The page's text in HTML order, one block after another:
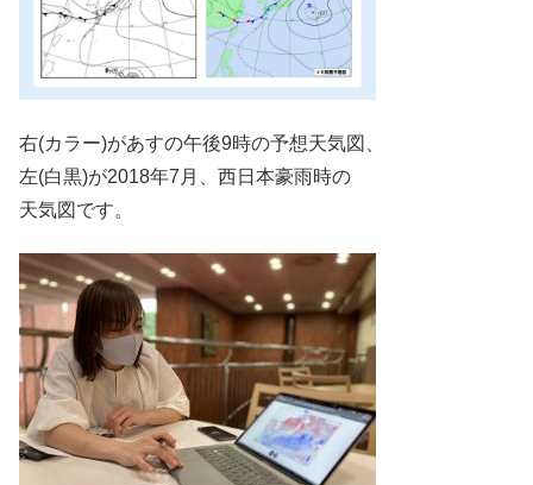
右(カラー)があすの午後9時の予想天気図、
左(白黒)が2018年7月、西日本豪雨時の
天気図です。